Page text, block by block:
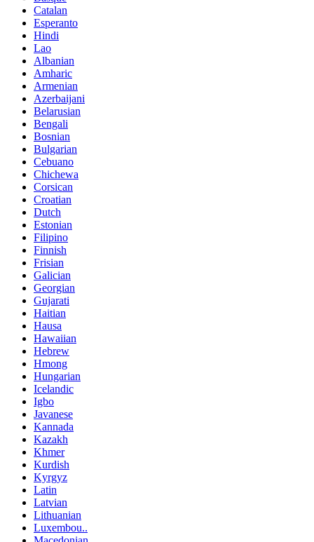
Catalan
Esperanto
Hindi
Lao
Albanian
Amharic
Armenian
Azerbaijani
Belarusian
Bengali
Bosnian
Bulgarian
Cebuano
Chichewa
Corsican
Croatian
Dutch
Estonian
Filipino
Finnish
Frisian
Galician
Georgian
Gujarati
Haitian
Hausa
Hawaiian
Hebrew
Hmong
Hungarian
Icelandic
Igbo
Javanese
Kannada
Kazakh
Khmer
Kurdish
Kyrgyz
Latin
Latvian
Lithuanian
Luxembou..